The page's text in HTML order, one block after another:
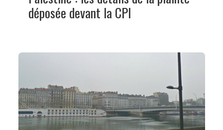
déposée devant la CPI